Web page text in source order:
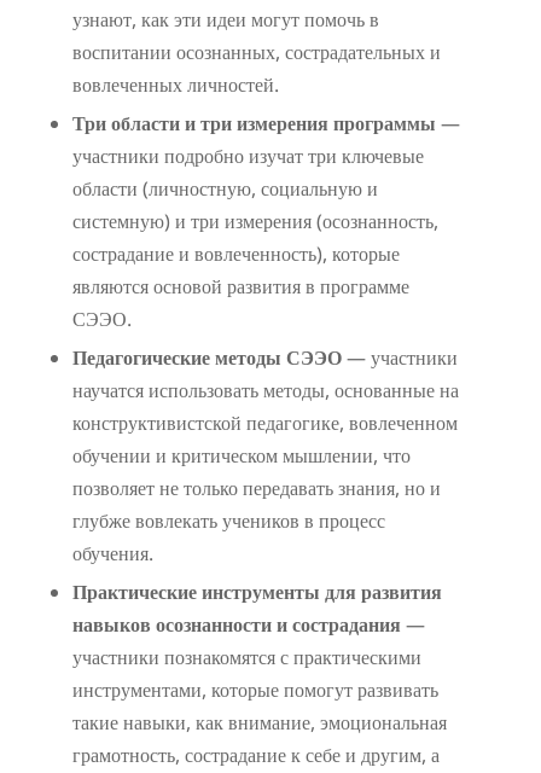
узнают, как эти идеи могут помочь в
воспитании осознанных, сострадательных и
вовлеченных личностей.
Три области и три измерения программы —
участники подробно изучат три ключевые
области (личностную, социальную и
системную) и три измерения (осознанность,
сострадание и вовлеченность), которые
являются основой развития в программе
СЭЭО.
Педагогические методы СЭЭО— участники
научатся использовать методы, основанные на
конструктивистской педагогике, вовлеченном
обучении и критическом мышлении, что
позволяет не только передавать знания, но и
глубже вовлекать учеников в процесс
обучения.
Практические инструменты для развития
навыков осознанности и сострадания —
участники познакомятся с практическими
инструментами, которые помогут развивать
такие навыки, как внимание, эмоциональная
грамотность, сострадание к себе и другим, а